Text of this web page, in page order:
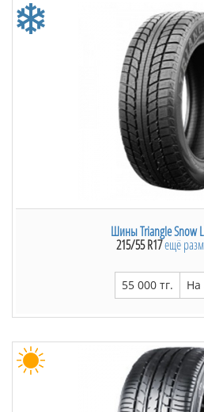
ниже:
Предназначена шина
автомобилей малого и
во многих типоразмерах и
популярностью среди
отличие от TR968 отличается
хотя эксплуатационные
одинаковые. Протектор Triangle
направленный рисунок и
Центральная продольная
курсовой устойчивости
скоростях. Параллельные
огромного количества
хорошее сцепление на сухом
Широкие продольные канавки
шума. На боковой части
шин. Резиновая структура
стандартная и насыщена
поддается балансировке. При
эксплуатации износ
обеспеченный благодаря
износостойкости. Легкий вес
благодаря усиленному легкому
Шины Triangle Snow
215/55 R17ещё
55 000 тг. На